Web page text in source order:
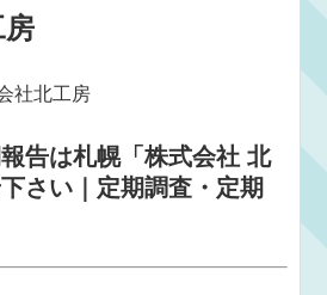
房
社北工房
告は札幌「株式会社 北
さい｜定期調査・定期